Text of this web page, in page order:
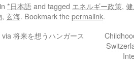
*日本語and tagged エネルギー政策,
, 玄海. Bookmark thepermalink.
将来を想うハンガース